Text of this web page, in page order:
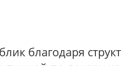
благодаря